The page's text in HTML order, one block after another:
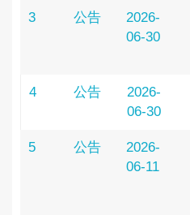
3 公告
2026-
06-30
4 公告
2026-
06-30
5 公告
2026-
06-11